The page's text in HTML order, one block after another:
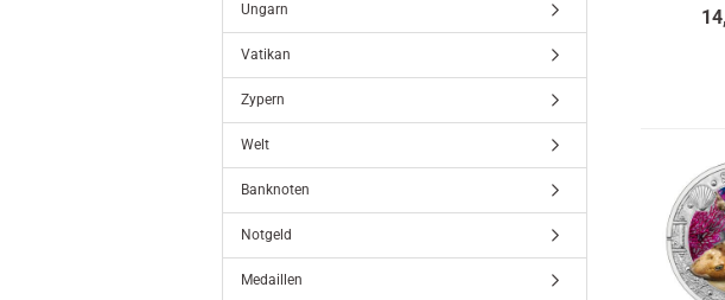
Ungarn
Vatikan
Zypern
Welt
Banknoten
Notgeld
Medaillen